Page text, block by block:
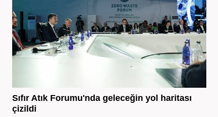
Sıfır Atık Forumu'nda geleceğin yol haritası
çizildi